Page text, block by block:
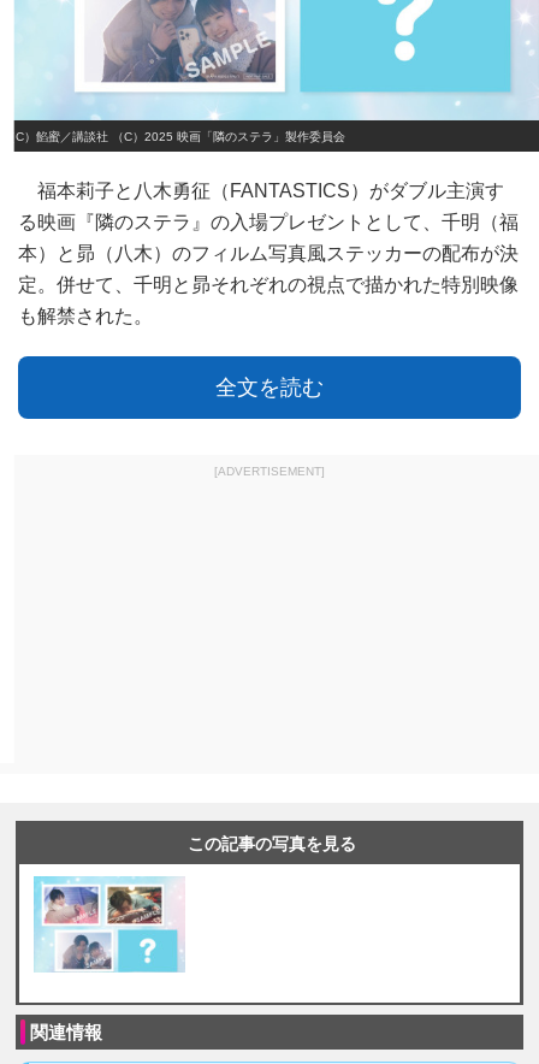
（C）餡蜜／講談社 （C）2025 映画「隣のステラ」製作委員会
福本莉子と八木勇征（FANTASTICS）がダブル主演す
る映画『隣のステラ』の入場プレゼントとして、千明（福
本）と昴（八木）のフィルム写真風ステッカーの配布が決
定。併せて、千明と昴それぞれの視点で描かれた特別映像
も解禁された。
全文を読む
[ADVERTISEMENT]
この記事の写真を見る
関連情報